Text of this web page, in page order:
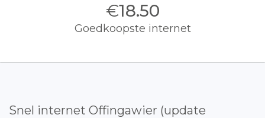
€18.50
Goedkoopste internet
Snel internet Offingawier (update